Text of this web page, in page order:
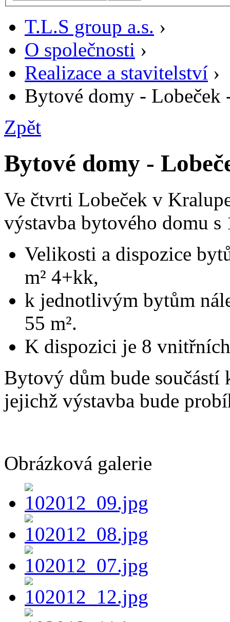
T.L.S group a.s. ›
O společnosti ›
Realizace a stavitelství ›
Bytové domy -
Zpět
Bytové domy -
Ve čtvrti Lobeček v
výstavba bytového domu
Velikosti a dispozice
m² 4+kk,
k jednotlivým bytům
55 m².
K dispozici je 8
Bytový dům bude součástí
jejichž výstavba bude
Obrázková galerie